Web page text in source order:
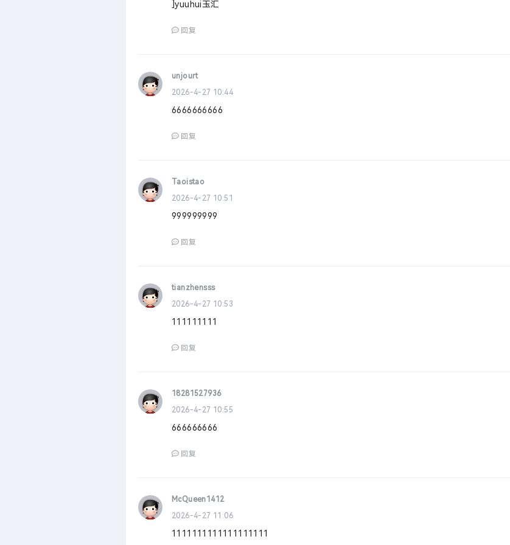
]yuuhui玉汇
回复
unjourt
2026-4-27 10:44
6666666666
回复
Taoistao
2026-4-27 10:51
999999999
回复
tianzhensss
2026-4-27 10:53
111111111
回复
18281527936
2026-4-27 10:55
666666666
回复
McQueen1412
2026-4-27 11:06
1111111111111111111